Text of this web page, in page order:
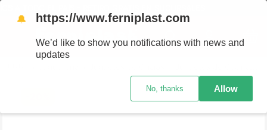
🔔 https://www.ferniplast.com
We’d like to show you notifications with news and
updates
No, thanks Allow